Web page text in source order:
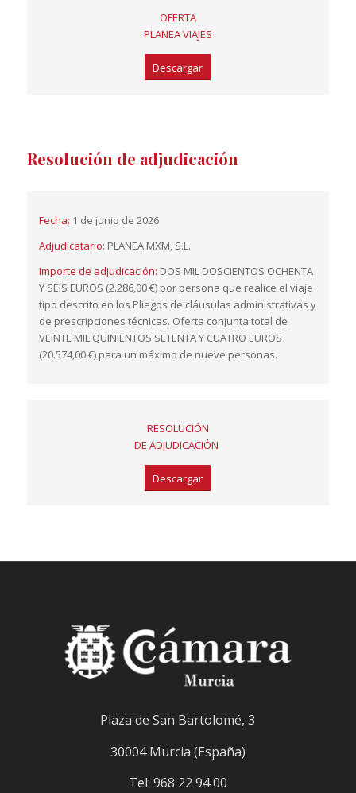
OFERTA
PLANEA VIAJES
Descargar
Resolución de adjudicación
Fecha: 1 de junio de 2026
Adjudicatario: PLANEA MXM, S.L.
Importe de adjudicación: DOS MIL DOSCIENTOS OCHENTA
Y SEIS EUROS (2.286,00 €) por persona que realice el viaje
tipo descrito en los Pliegos de cláusulas administrativas y
de prescripciones técnicas. Oferta conjunta total de
VEINTE MIL QUINIENTOS SETENTA Y CUATRO EUROS
(20.574,00 €) para un máximo de nueve personas.
RESOLUCIÓN
DE ADJUDICACIÓN
Descargar
Plaza de San Bartolomé, 3
30004 Murcia (España)
Tel: 968 22 94 00